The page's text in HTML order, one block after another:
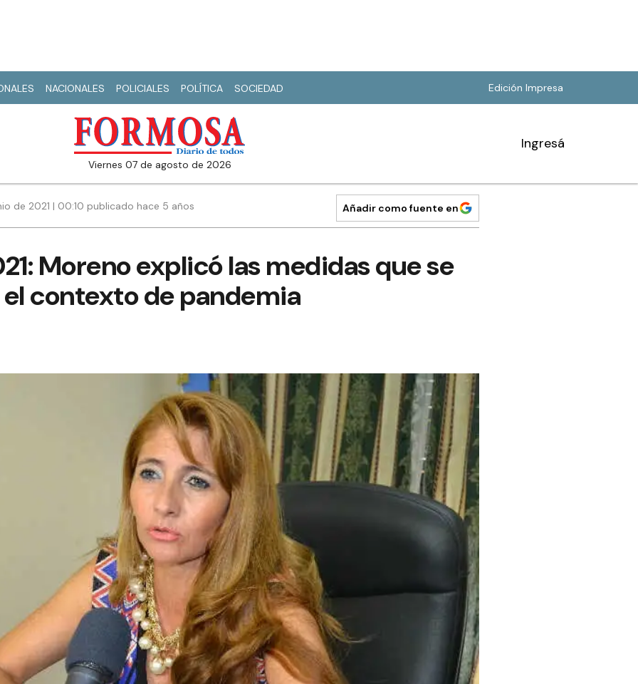
NACIONALES POLICIALES POLÍTICA SOCIEDAD Edición Impresa
viernes 07 de agosto de 2026
Ingresá
de 2021 | 00:10 publicado hace 5 años Añadir como fuente en
Moreno explicó las medidas que se
contexto de pandemia